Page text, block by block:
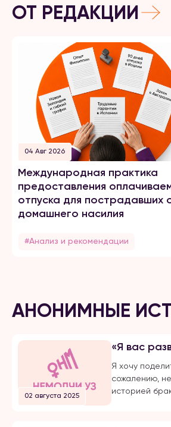
ОТ РЕДАКЦИИ
04 Авг 2026
Международная практика
предоставления
отпуска для пострадавших
домашнего насилия
#Анализ и рекомендации
АНОНИМНЫЕ
02 августа 2025
«Я вас
Я хочу
сожалению,
историей